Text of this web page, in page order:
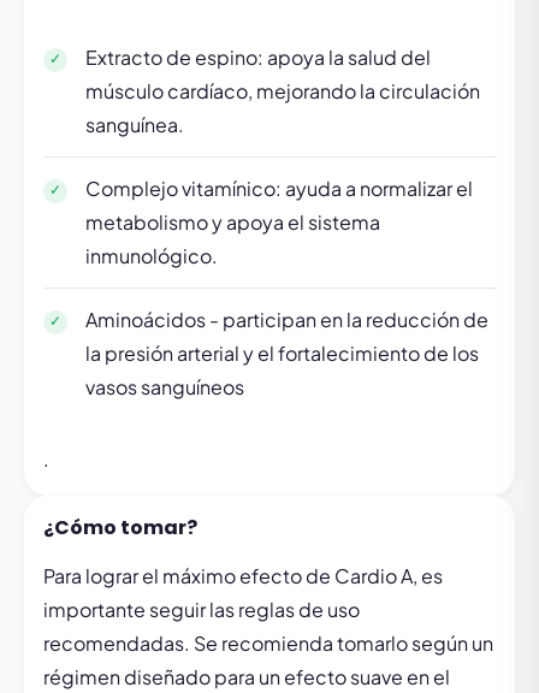
Extracto de espino: apoya la salud del
músculo cardíaco, mejorando la circulación
sanguínea.
Complejo vitamínico: ayuda a normalizar el
metabolismo y apoya el sistema
inmunológico.
Aminoácidos - participan en la reducción de
la presión arterial y el fortalecimiento de los
vasos sanguíneos
.
¿Cómo tomar?
Para lograr el máximo efecto de Cardio A, es
importante seguir las reglas de uso
recomendadas. Se recomienda tomarlo según un
régimen diseñado para un efecto suave en el